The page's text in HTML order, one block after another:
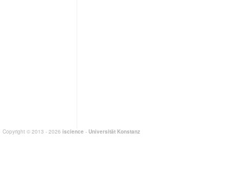
Copyright © 2013 - 2026 iscience - Universität Konstanz